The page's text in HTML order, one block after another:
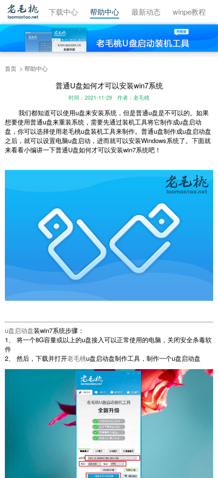
视频教程 下载中心 帮助中心 最新动态 winpe教程
首页 帮助中心
普通U盘如何才可以安装win7系统
时间：2021-11-29 作者：老毛桃
我们都知道可以使用u盘来安装系统，但是普通u盘是不可以的。如果
想要使用普通u盘来重装系统，需要先通过装机工具将它制作成u盘启动
盘，你可以选择使用老毛桃u盘装机工具来制作。普通u盘制作成u盘启动盘
之后，就可以设置电脑u盘启动，进而就可以安装Windows系统了。下面就
来看看小编讲一下普通U盘如何才可以安装win7系统吧！
u盘启动盘装win7系统步骤：
1、 将一个8G容量或以上的u盘接入可以正常使用的电脑，关闭安全杀毒软
件
2、 然后，下载并打开老毛桃u盘启动盘制作工具，制作一个u盘启动盘